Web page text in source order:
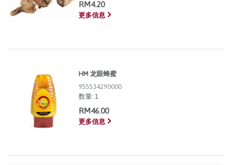
RM4.20
更多信息
HM 龙眼蜂蜜
955534290000
数量: 1
RM46.00
更多信息